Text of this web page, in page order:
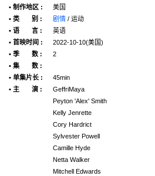
• 制作地区 :
美国
• 类 别 :
剧情 / 运动
• 语 言 :
英语
• 首映时间 :
2022-10-10(美国)
• 季 数 :
2
• 集 数 :
• 单集片长 :
45min
• 主 演 :
GeffriMaya
Peyton 'Alex' Smith
Kelly Jenrette
Cory Hardrict
Sylvester Powell
Camille Hyde
Netta Walker
Mitchell Edwards